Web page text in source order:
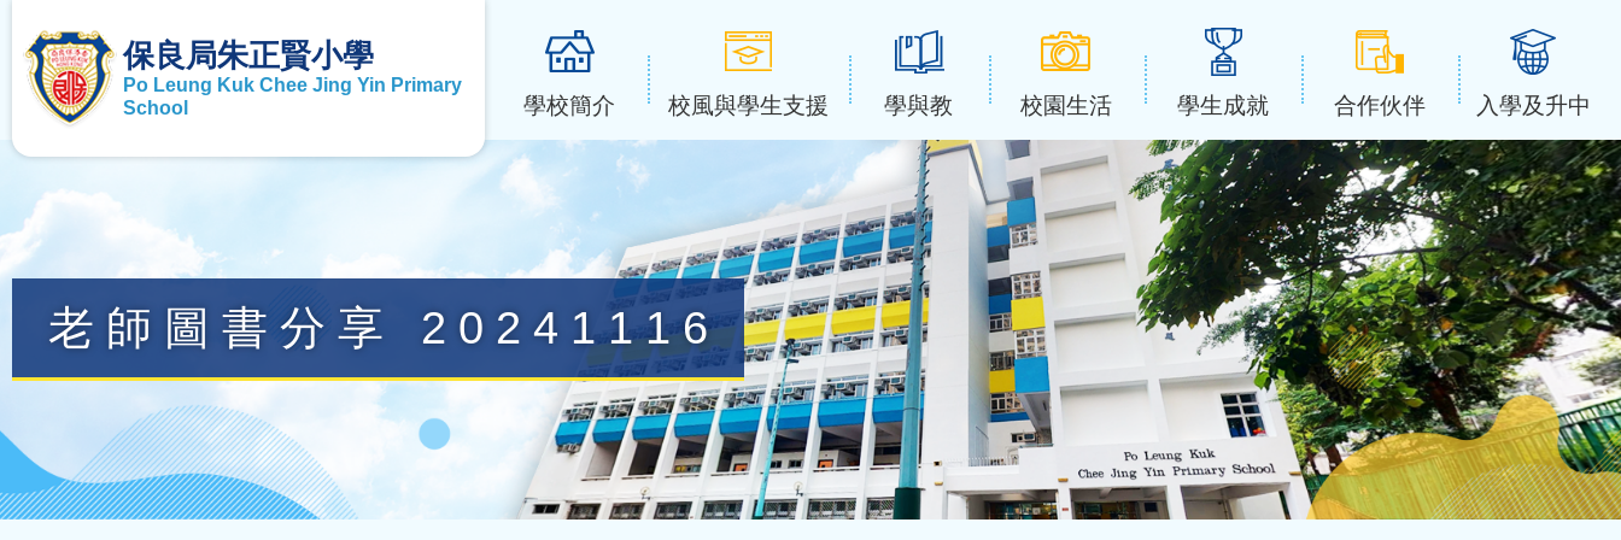
保良局朱正賢小學
Po Leung Kuk Chee Jing Yin Primary
School
學校簡介 校風與學生支援 學與教 校園生活 學生成就 合作伙伴 入學及升中
老師圖書分享 20241116